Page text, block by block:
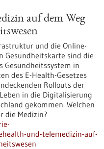
auf dem Weg
und die Online-
Gesundheitskarte sind die
Gesundheitssystem in
des E-Health-Gesetzes
Rollouts der
in die Digitalisierung
gekommen. Welchen
die Medizin?
und-telemedizin-auf-